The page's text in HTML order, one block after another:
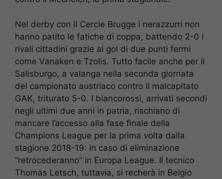
Nel derby con il Cercle Brugge i nerazzurri non
hanno patito le fatiche di coppa, battendo 2-0 i
rivali cittadini grazie ai gol di due punti fermi
come Vanaken e Tzolis. Tutto facile anche per il
Salisburgo, a valanga nella seconda giornata
del campionato austriaco contro il malcapitato
GAK, triturato 5-0. I biancorossi, arrivati secondi
negli ultimi due anni in patria, rischiano di
mancare l’accesso alla fase finale della
Champions League per la prima volta dalla
stagione 2018-19: in caso di eliminazione
“retrocederanno” in Europa League. Il tecnico
Thomas Letsch, tuttavia, si recherà in Belgio